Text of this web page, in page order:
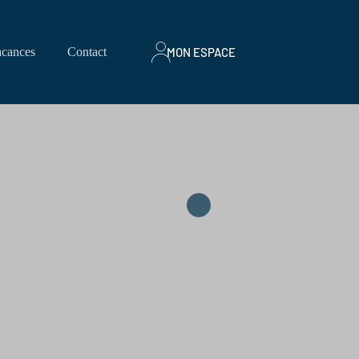
Contact MON ESPACE